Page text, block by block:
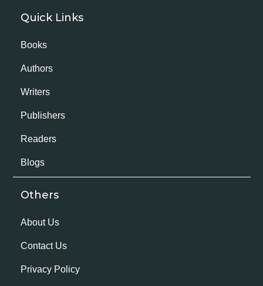
Quick Links
Books
Authors
Writers
Publishers
Readers
Blogs
Others
About Us
Contact Us
Privacy Policy